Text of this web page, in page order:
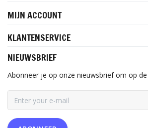
MIJN ACCOUNT
KLANTENSERVICE
NIEUWSBRIEF
Abonneer je op onze nieuwsbrief om op